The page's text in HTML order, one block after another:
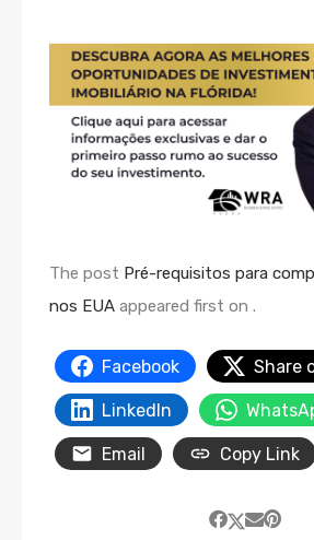
The post Pré-requisitos para
nos EUA appeared first on .
Facebook Share
LinkedIn
Email Copy Link